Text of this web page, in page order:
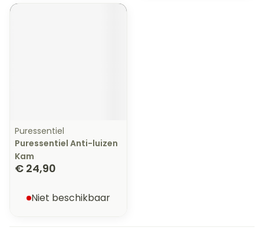
Puressentiel
Puressentiel Anti-luizen
Kam
€ 24,90
Niet beschikbaar